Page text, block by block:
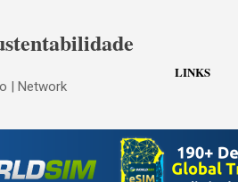
| Network
LINKS